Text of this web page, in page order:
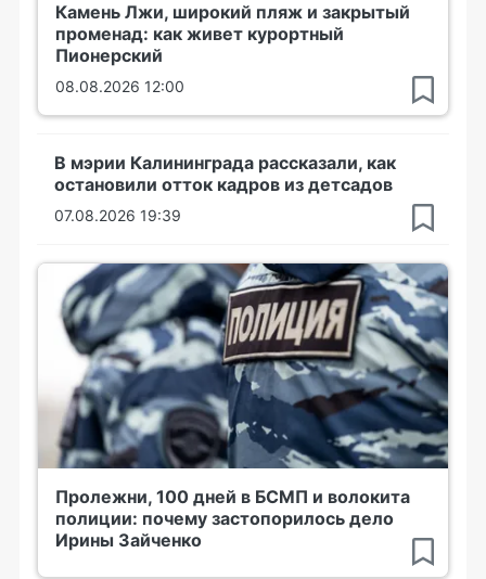
Камень Лжи, широкий пляж и закрытый
променад: как живет курортный
Пионерский
08.08.2026 12:00
В мэрии Калининграда рассказали, как
остановили отток кадров из детсадов
07.08.2026 19:39
Пролежни, 100 дней в БСМП и волокита
полиции: почему застопорилось дело
Ирины Зайченко